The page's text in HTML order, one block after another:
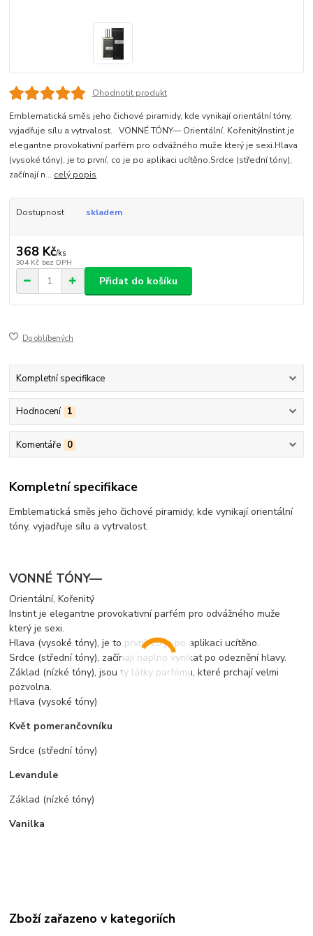
Ohodnotit produkt
Emblematická směs jeho čichové piramidy, kde vynikají orientální tóny,
vyjadřuje sílu a vytrvalost. VONNÉ TÓNY— Orientální, KořenitýInstint je
elegantne provokativní parfém pro odvážného muže který je sexi.Hlava
(vysoké tóny), je to první, co je po aplikaci ucítěno.Srdce (střední tóny),
začínají n... celý popis
Dostupnost skladem
368 Kč/ks
304 Kč bez DPH
Přidat do košíku
Do oblíbených
Kompletní specifikace
Hodnocení 1
Komentáře 0
Kompletní specifikace
Emblematická směs jeho čichové piramidy, kde vynikají orientální
tóny, vyjadřuje sílu a vytrvalost.
VONNÉ TÓNY—
Orientální, Kořenitý
Instint je elegantne provokativní parfém pro odvážného muže
který je sexi.
Hlava (vysoké tóny), je to první, co je po aplikaci ucítěno.
Srdce (střední tóny), začínají naplno vynikat po odeznění hlavy.
Základ (nízké tóny), jsou ty látky parfému, které prchají velmi
pozvolna.
Hlava (vysoké tóny)
Květ pomerančovníku
Srdce (střední tóny)
Levandule
Základ (nízké tóny)
Vanilka
Zboží zařazeno v kategoriích